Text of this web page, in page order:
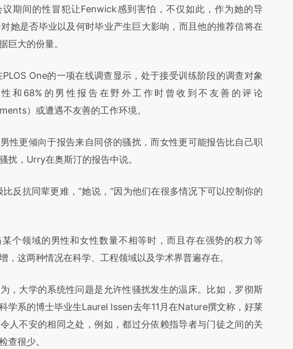
间的性冒犯让Fenwick感到害怕，不仅如此，作为她的导
她是否毕业以及何时毕业产生巨大影响，而且他的推荐信将在
巨大的份量。
One的一项在线调查显示，处于接受训练阶段的调查对象
和68%的男性报告在野外工作时曾收到不友善的评论
）或遭遇不友善的工作环境。
更倾向于报告来自同侪的骚扰，而女性更可能报告比自己职
扰，Urry在奥斯汀的报告中说。
抗同辈更难，”她说，“因为他们在很多情况下可以控制你的
领域的男性和女性数量不相等时，而且存在强势的权力等
，这两种情况在科学、工程领域以及学术界普遍存在。
大学的系统性问题是允许性骚扰发生的温床。比如，罗彻斯
学系的博士毕业生Laurel Issen去年11月在Nature撰文称，好莱
人不安的相同之处，例如，都过分依赖指导者与门徒之间的关
查很少。